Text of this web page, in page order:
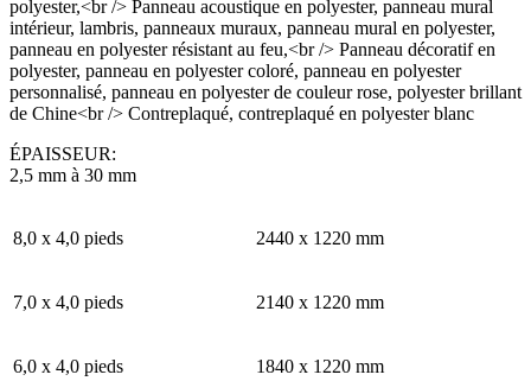
ÉPAISSEUR:
2,5 mm à 30 mm
8,0 x 4,0 pieds 2440 x 1220 mm
7,0 x 4,0 pieds 2140 x 1220 mm
6,0 x 4,0 pieds 1840 x 1220 mm